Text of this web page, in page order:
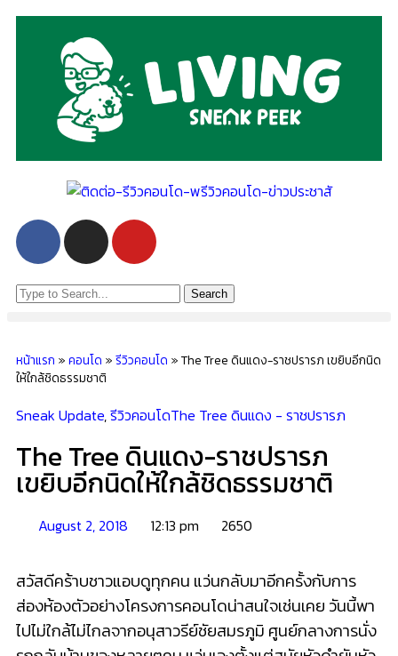
Search
หน้าแรก » คอนโด » รีวิวคอนโด » The Tree ดินแดง-ราชปรารภ เขยิบอีกนิด
ให้ใกล้ชิดธรรมชาติ
Sneak Update,รีวิวคอนโดThe Tree ดินแดง - ราชปรารภ
The Tree ดินแดง-ราชปรารภ
เขยิบอีกนิดให้ใกล้ชิดธรรมชาติ
August 2, 2018 12:13 pm 2650
สวัสดีคร้าบชาวแอบดูทุกคน แว่นกลับมาอีกครั้งกับการ
ส่องห้องตัวอย่างโครงการคอนโดน่าสนใจเช่นเคย วันนี้พา
ไปไม่ใกล้ไม่ไกลจากอนุสาวรีย์ชัยสมรภูมิ ศูนย์กลางการนั่ง